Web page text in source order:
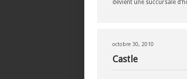
devient une succursale
octobre 30, 2010
Castle